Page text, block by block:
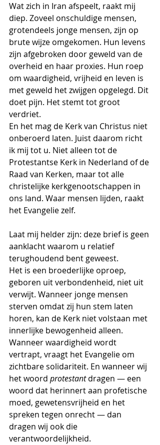
Wat zich in Iran afspeelt, raakt mij
diep. Zoveel onschuldige mensen,
grotendeels jonge mensen, zijn op
brute wijze omgekomen. Hun levens
zijn afgebroken door geweld van de
overheid en haar proxies. Hun roep
om waardigheid, vrijheid en leven is
met geweld het zwijgen opgelegd. Dit
doet pijn. Het stemt tot groot
verdriet.
En het mag de Kerk van Christus niet
onberoerd laten. Juist daarom richt
ik mij tot u. Niet alleen tot de
Protestantse Kerk in Nederland of de
Raad van Kerken, maar tot alle
christelijke kerkgenootschappen in
ons land. Waar mensen lijden, raakt
het Evangelie zelf.
Laat mij helder zijn: deze brief is geen
aanklacht waarom u relatief
terughoudend bent geweest.
Het is een broederlijke oproep,
geboren uit verbondenheid, niet uit
verwijt. Wanneer jonge mensen
sterven omdat zij hun stem laten
horen, kan de Kerk niet volstaan met
innerlijke bewogenheid alleen.
Wanneer waardigheid wordt
vertrapt, vraagt het Evangelie om
zichtbare solidariteit. En wanneer wij
het woord protestant dragen — een
woord dat herinnert aan profetische
moed, gewetensvrijheid en het
spreken tegen onrecht — dan
dragen wij ook die
verantwoordelijkheid.